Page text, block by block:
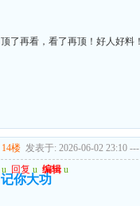
顶了再看，看了再顶！好人好料
14楼 发表于: 2026-06-02 23:10 ---
u 回复 u 编辑 u
记你大功